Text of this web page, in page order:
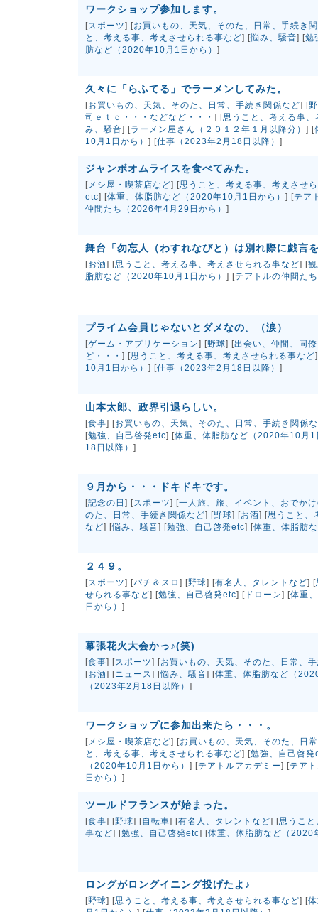
ワークショップ参加します。
[スポーツ] [お買いもの、天気、そのた、日常、手続き
と、考える事、考えさせられる事など] [悩み、騒音] [勉
肪など（2020年10月1日から） ]
久々に「らふてる」でラーメンしてみた。
[お買いもの、天気、そのた、日常、手続き関係など] [
司ｅｔｃ・・・などなど・・・ ] [思うこと、考える事
み、騒音] [ラーメン屋さん（２０１２年１月以降分） ] [
10月1日から） ] [仕事（2023年2月18日以降） ]
ジャンボオムライスを食べてみた。
[メシ屋・喫茶店など] [思うこと、考える事、考えさせ
etc] [体重、体脂肪など（2020年10月1日から） ] [テア
仲間たち（2026年4月29日から） ]
舞台「勿忘人（わすれなびと）は別れ際に戯言
[お酒] [思うこと、考える事、考えさせられる事など] [
脂肪など（2020年10月1日から） ] [テアトルの仲間た
プライム会員じゃないとダメなの。（涙）
[ゲーム・アプリケーション] [野球] [出会い、仲間、同
ど・・・ ] [思うこと、考える事、考えさせられる事など
10月1日から） ] [仕事（2023年2月18日以降） ]
山本太郎、政界引退らしい。
[食事] [お買いもの、天気、そのた、日常、手続き関係
[勉強、自己啓発etc] [体重、体脂肪など（2020年10月1
18日以降） ]
９月から・・・ドキドキです。
[記念の日 ] [スポーツ] [一人旅、旅、イベント、おでか
のた、日常、手続き関係など] [野球] [お酒] [思うこと、
など] [悩み、騒音] [勉強、自己啓発etc] [体重、体脂肪
２４９。
[スポーツ] [パチ＆スロ ] [野球] [有名人、タレントなど] [
せられる事など] [勉強、自己啓発etc] [ ドローン] [体重
日から） ]
幕張花火大会かっ♪(笑)
[食事] [スポーツ] [お買いもの、天気、そのた、日常、
[お酒] [ニュース] [悩み、騒音] [体重、体脂肪など（
（2023年2月18日以降） ]
ワークショップに参加出来たら・・・。
[メシ屋・喫茶店など] [お買いもの、天気、そのた、日
と、考える事、考えさせられる事など] [勉強、自己啓発
（2020年10月1日から） ] [テアトルアカデミー] [テア
日から） ]
ツールドフランスが始まった。
[食事] [野球] [自転車] [有名人、タレントなど] [思うこ
事など] [勉強、自己啓発etc] [体重、体脂肪など（2020
ロングがロングイニング投げたよ♪
[野球] [思うこと、考える事、考えさせられる事など] [